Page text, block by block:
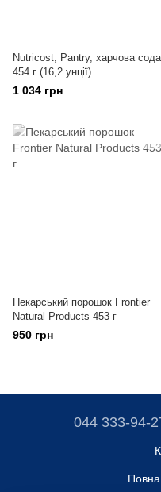
Nutricost, Pantry, харчова
454 г (16,2 унції)
1 034 грн
Пекарський порошок Frontier
Natural Products 453 г
950 грн
044 333-94-
Повна